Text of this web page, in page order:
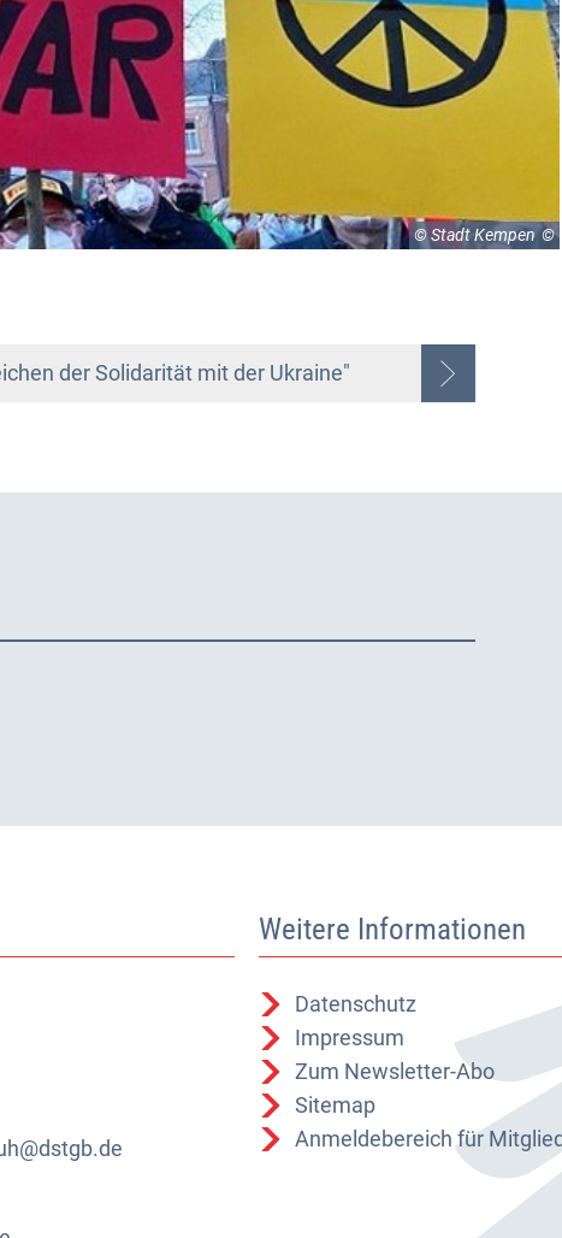
© Stadt Kempen
der Solidarität mit der Ukraine"
Weitere Informationen
Datenschutz
Impressum
Zum Newsletter-Abo
Sitemap
Anmeldebereich für